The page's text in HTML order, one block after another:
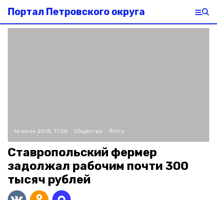
Портал Петровского округа
16 июля 2018, 11:08 Общество Фото:
Ставропольский фермер
задолжал рабочим почти 300
тысяч рублей